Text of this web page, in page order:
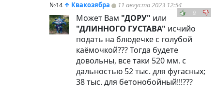
№14 ↑ Квакозябра 11 августа 2023 12:54
0
Может Вам "ДОРУ" или
"ДЛИННОГО ГУСТАВА" исчийо
подать на блюдечке с голубой
каёмочкой??? Тогда будете
довольны, все таки 520 мм. с
дальностью 52 тыс. для фугасных;
38 тыс. для бетонобойный!!!???